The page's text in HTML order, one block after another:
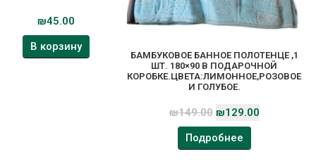
₪45.00
В корзину
БАМБУКОВОЕ БАННОЕ ПОЛОТЕНЦЕ ,1
ШТ. 180×90 В ПОДАРОЧНОЙ
КОРОБКЕ.ЦВЕТА:ЛИМОННОЕ,РОЗОВОЕ
И ГОЛУБОЕ.
₪149.00 ₪129.00
Подробнее